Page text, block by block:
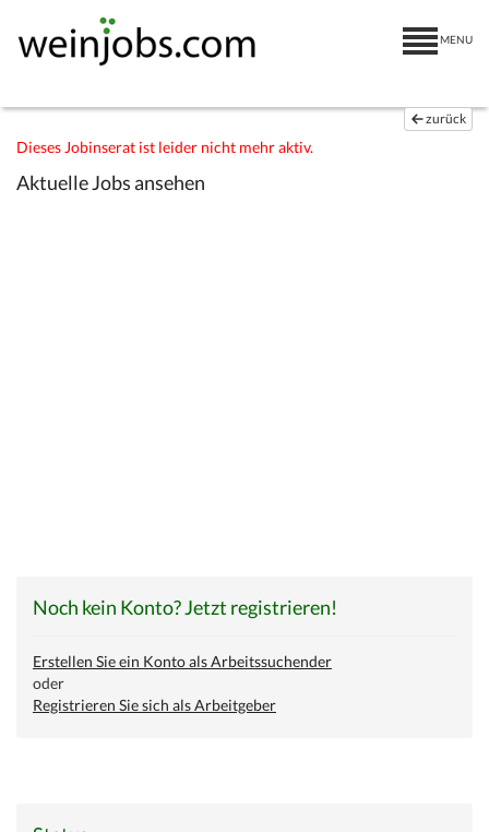
MENU
zurück
Dieses Jobinserat ist leider nicht mehr aktiv.
Aktuelle Jobs ansehen
Noch kein Konto? Jetzt registrieren!
Erstellen Sie ein Konto als Arbeitssuchender
oder
Registrieren Sie sich als Arbeitgeber